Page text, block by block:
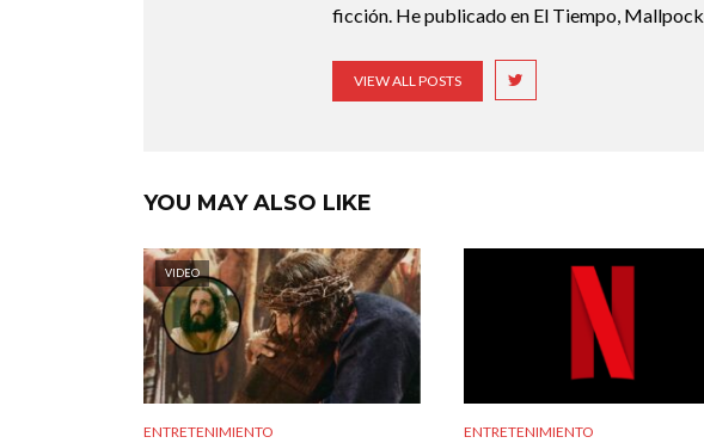
ficción. He publicado en El Tiempo,
VIEW ALL POSTS
YOU MAY ALSO LIKE
VIDEO
ENTRETENIMIENTO ENTRETENIMIENTO